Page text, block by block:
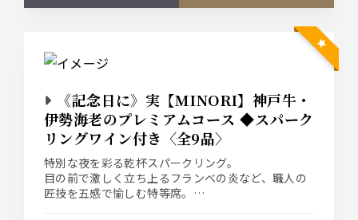
《記念日に》実【MINORI】神戸牛・
伊勢海老のプレミアムコース ◆スパーク
リングワイン付き〈全9品〉
特別な夜を彩る乾杯スパークリング。
目の前で激しく立ち上るフランベの炎など、職人の
匠技を五感で愉しむ特等席。